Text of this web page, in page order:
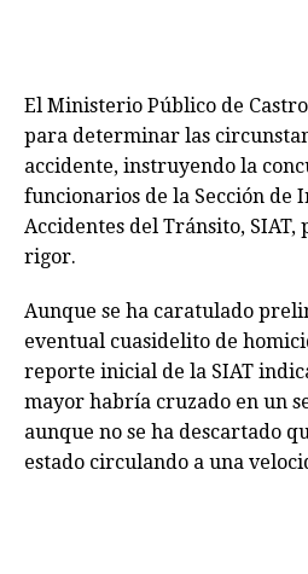
El Ministerio Público de
para determinar las
accidente, instruyendo la
funcionarios de la Sección de
Accidentes del Tránsito, SIAT,
rigor.
Aunque se ha caratulado
eventual cuasidelito de
reporte inicial de la SIAT
mayor habría cruzado en un
aunque no se ha descartado
estado circulando a una